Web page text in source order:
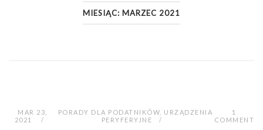
MIESIĄC: MARZEC 2021
MAR 23,
2021
PORADY DLA PODATNIKÓW
URZĄDZENIA
PERYFERYJNE
1
COMMENT